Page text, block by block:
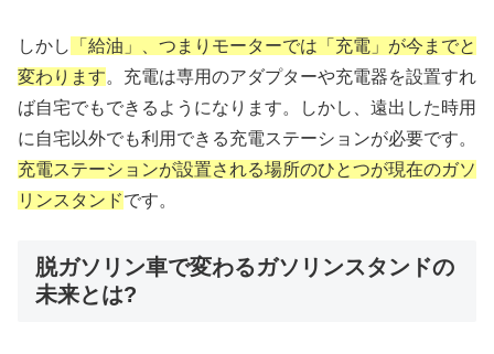
しかし
「給油」、つまりモーターでは「充電」が今までと
変わります。充電は専用のアダプターや充電器を設置すれ
ば自宅でもできるようになります。しかし、遠出した時用
に自宅以外でも利用できる充電ステーションが必要です。
充電ステーションが設置される場所のひとつが現在のガソ
リンスタンドです。
脱ガソリン車で変わるガソリンスタンドの
未来とは?